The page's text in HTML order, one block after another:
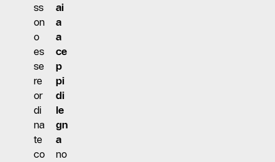
ss
on
o
es
se
re
or
di
na
te
co
ai
a
a
ce
p
pi
di
le
gn
a
no